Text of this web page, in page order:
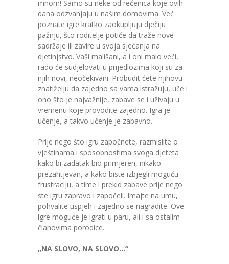
---- Odluke o izboru i poništenju
---- Nabavka usluga iz anexa II dio B
-- Konkursi
Edukacije
-- Edukacije za roditelje
-- Edukacije zaposlenika
-- Jelovnik za djecu
-- Obrasci i zahtjevi
-- Obavještenja za roditelje
Projekti
mnom! Samo su neke od rečenica koje ovih
dana odzvanjaju u našim domovima. Već
poznate igre kratko zaokupljuju dječiju
pažnju, što roditelje potiče da traže nove
sadržaje ili zavire u svoja sjećanja na
djetinjstvo. Vaši mališani, a i oni malo veći,
rado će sudjelovati u prijedlozima koji su za
njih novi, neočekivani. Probudit ćete njihovu
znatiželju da zajedno sa vama istražuju, uče i
ono što je najvažnije, zabave se i uživaju u
vremenu koje provodite zajedno. Igra je
učenje, a takvo učenje je zabavno.
Prije nego što igru započnete, razmislite o
vještinama i sposobnostima svoga djeteta
kako bi zadatak bio primjeren, nikako
prezahtjevan, a kako biste izbjegli moguću
frustraciju, a time i prekid zabave prije nego
ste igru zapravo i započeli. Imajte na umu,
pohvalite uspjeh i zajedno se nagradite. Ove
igre moguće je igrati u paru, ali i sa ostalim
članovima porodice.
„NA SLOVO, NA SLOVO…“